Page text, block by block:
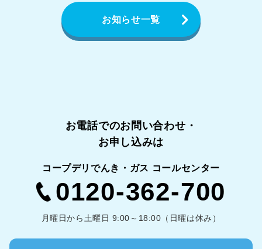
お知らせ一覧
お電話でのお問い合わせ・
お申し込みは
コープデリでんき・ガス コールセンター
0120-362-700
月曜日から土曜日 9:00～18:00（日曜は休み）